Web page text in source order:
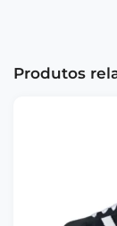
Produtos